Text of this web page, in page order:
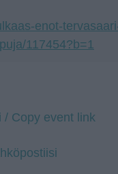
enot-
117454?b=1
/ Copy event link